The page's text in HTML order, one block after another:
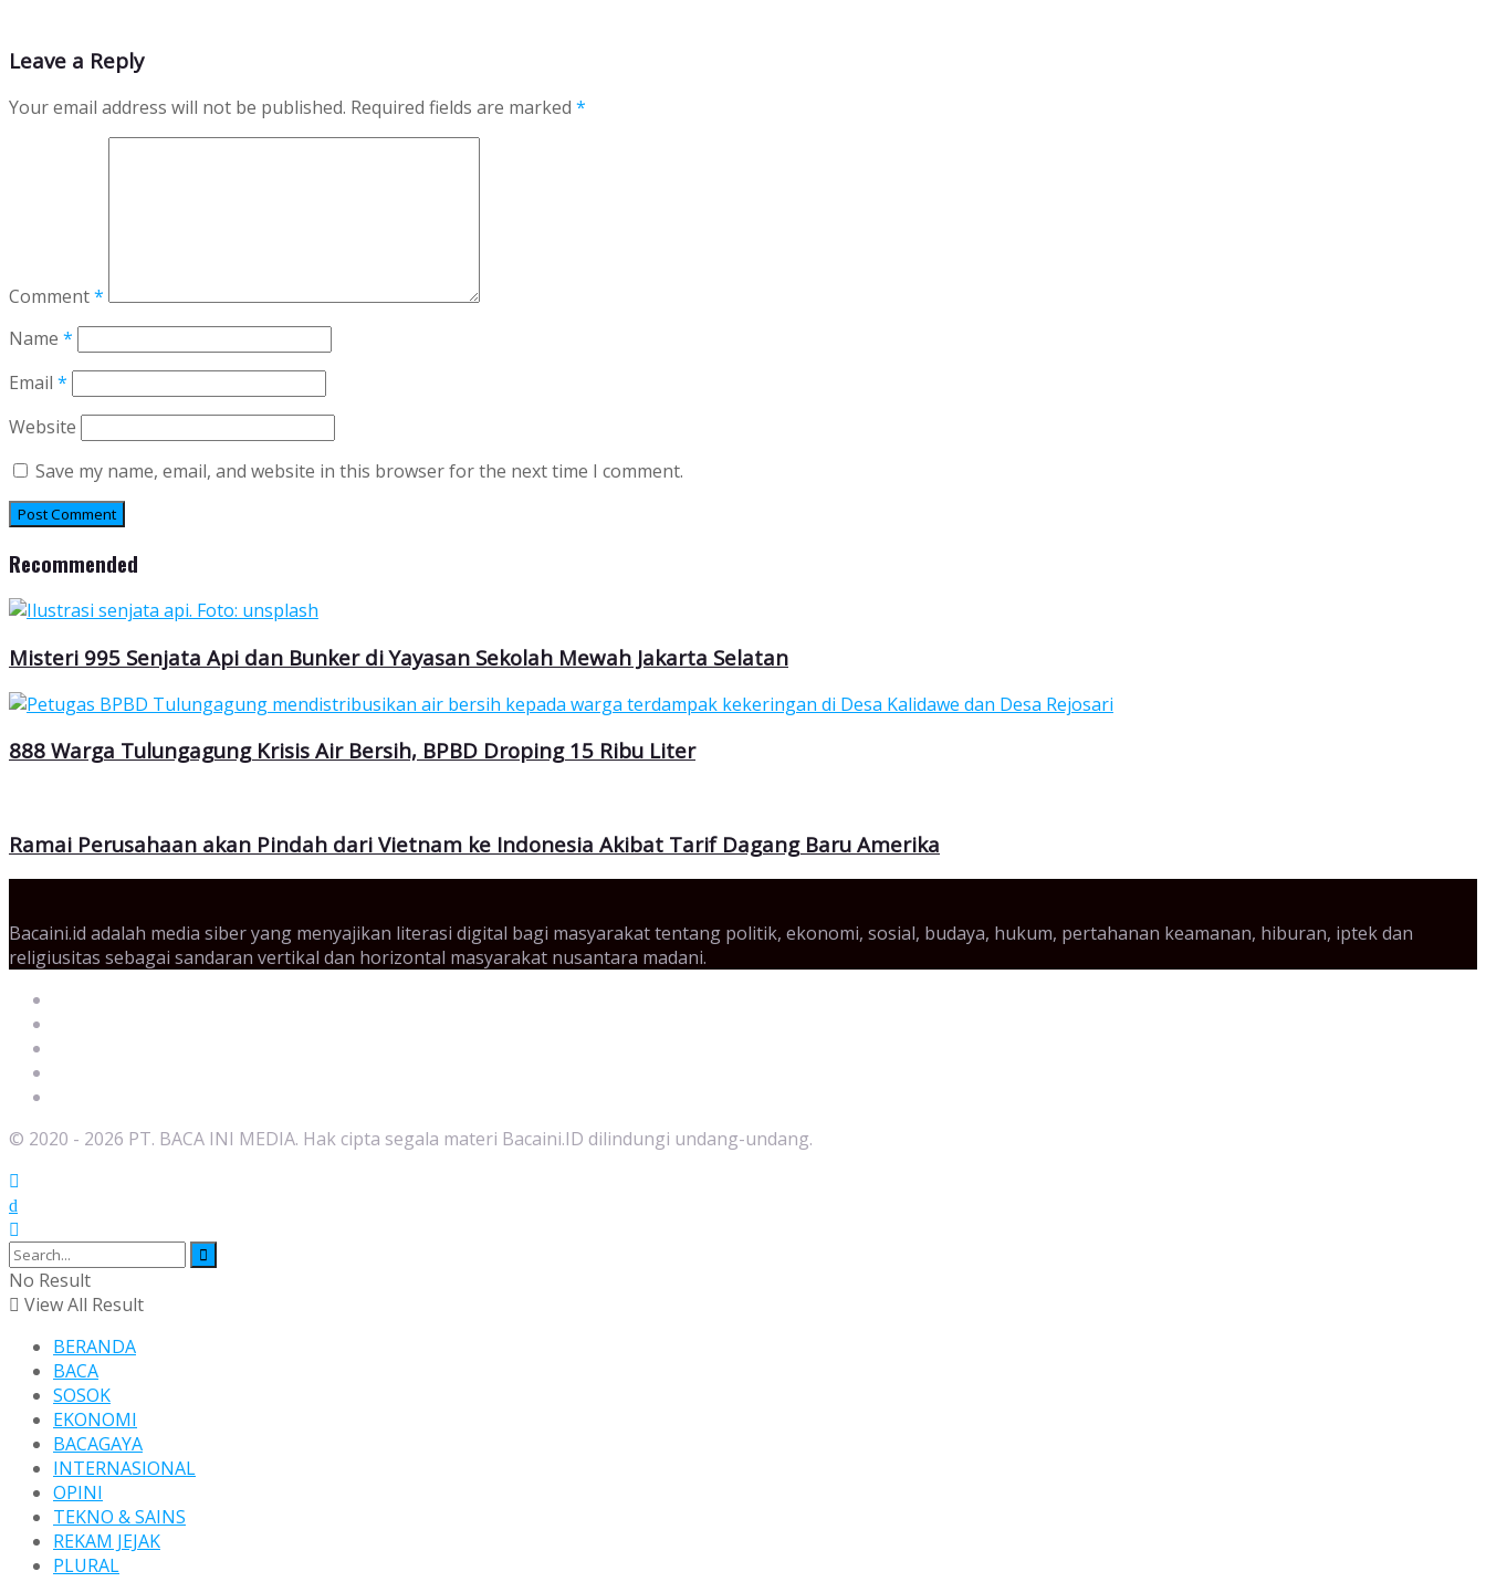
Leave a Reply
Your email address will not be published. Required fields are marked *
Comment*
Name *
Email *
Website
Save my name, email, and website in this browser for the next time I comment.
Recommended
Misteri 995 Senjata Api dan Bunker di Yayasan Sekolah Mewah Jakarta Selatan
888 Warga Tulungagung Krisis Air Bersih, BPBD Droping 15 Ribu Liter
Ramai Perusahaan akan Pindah dari Vietnam ke Indonesia Akibat Tarif Dagang Baru Amerika
Bacaini.id adalah media siber yang menyajikan literasi digital bagi masyarakat tentang politik, ekonomi, sosial, budaya, hukum, pertahanan keamanan, hiburan, iptek dan
religiusitas sebagai sandaran vertikal dan horizontal masyarakat nusantara madani.
© 2020 - 2026 PT. BACA INI MEDIA. Hak cipta segala materi Bacaini.ID dilindungi undang-undang.
No Result
View All Result
BERANDA
BACA
SOSOK
EKONOMI
BACAGAYA
INTERNASIONAL
OPINI
TEKNO & SAINS
REKAM JEJAK
PLURAL